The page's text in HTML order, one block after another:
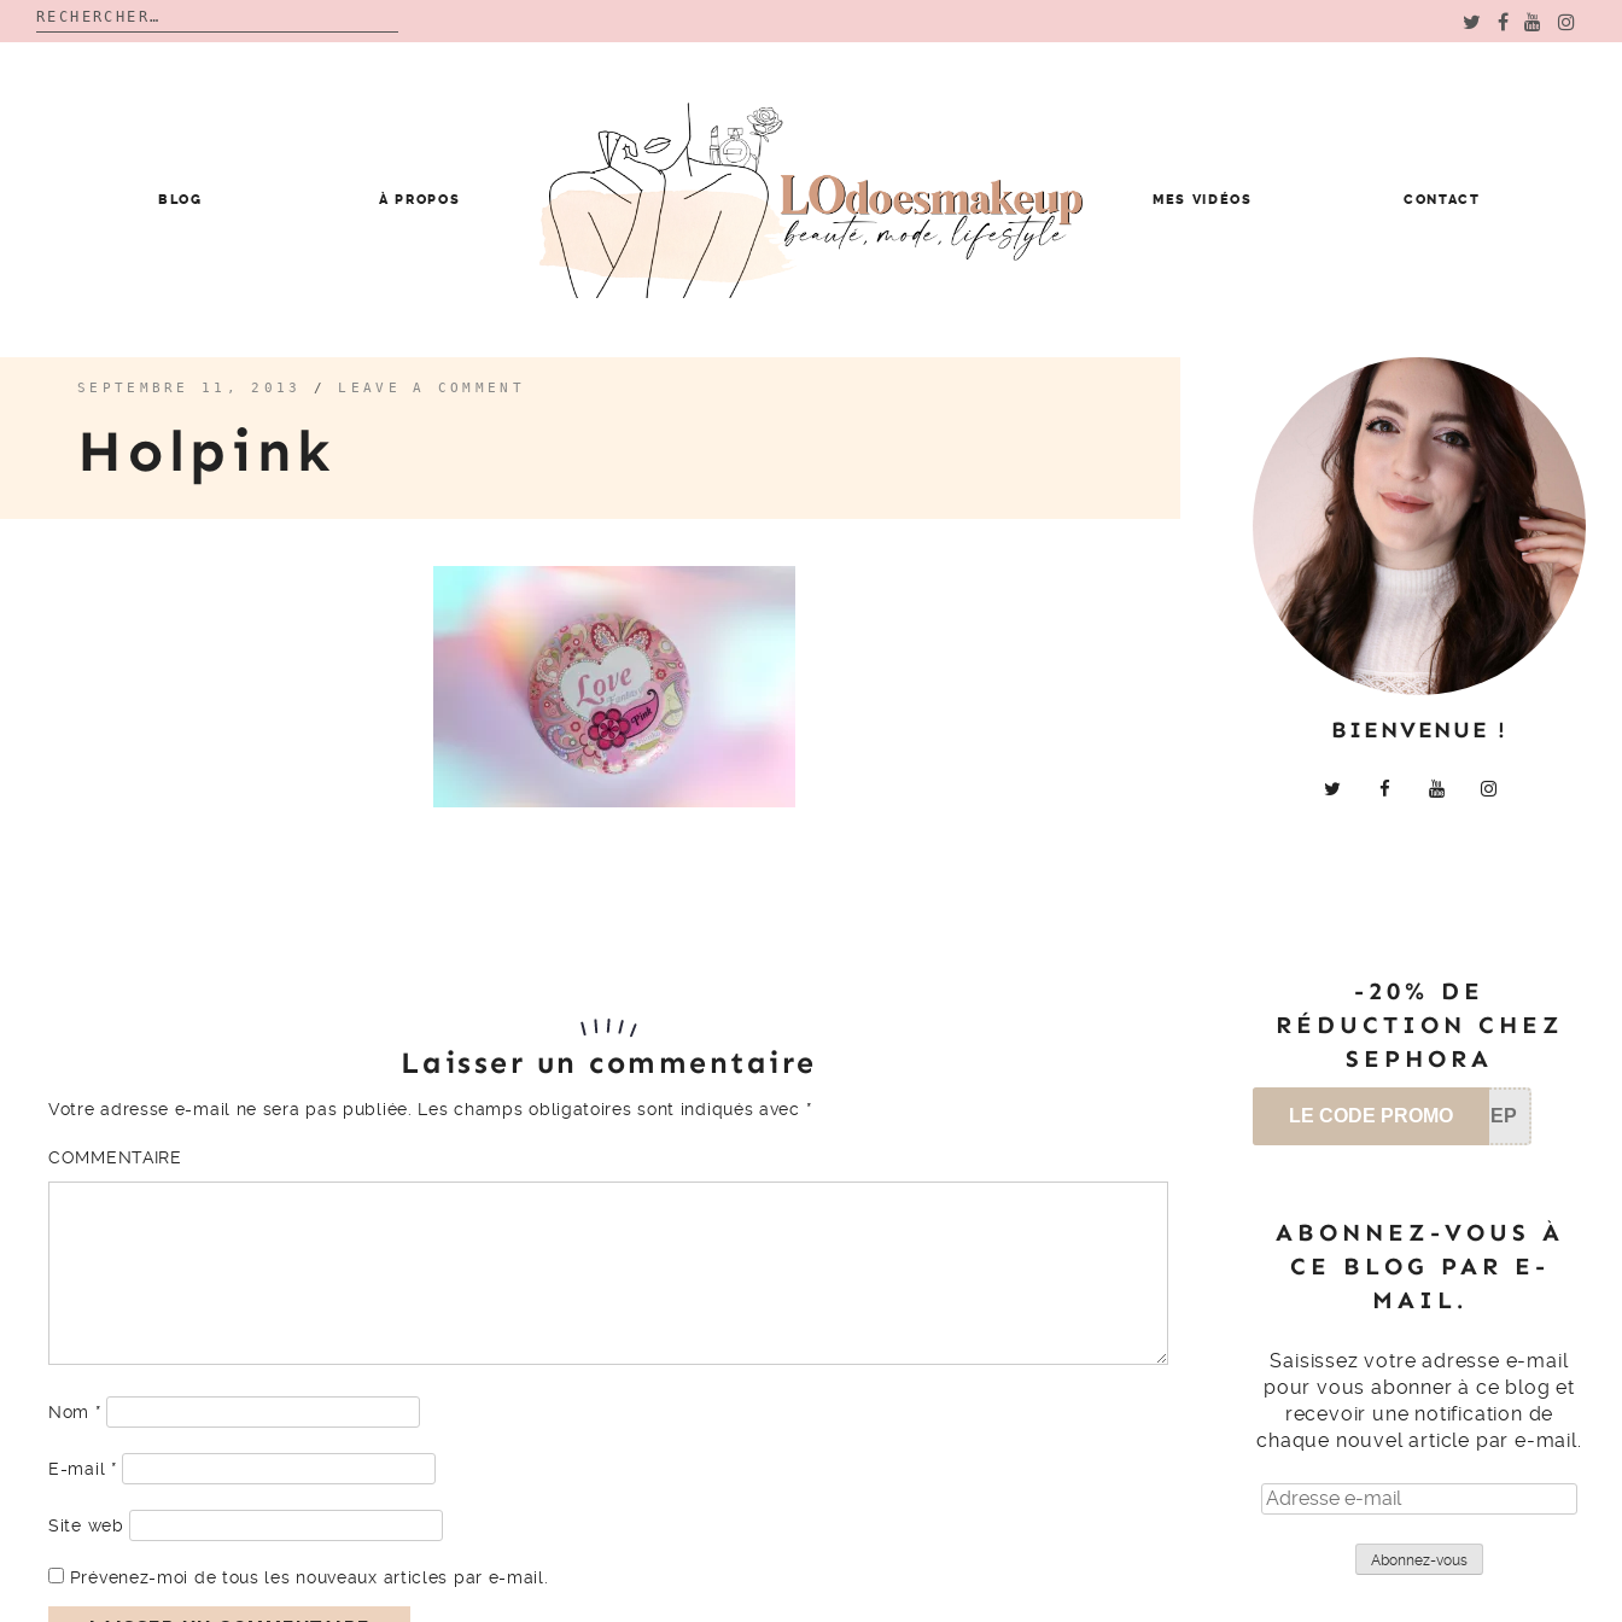
Rechercher :
BLOG À PROPOS MES VIDÉOS CONTACT
SEPTEMBRE 11, 2013 / LEAVE A COMMENT
Holpink
Laisser un commentaire
Votre adresse e-mail ne sera pas publiée. Les champs obligatoires sont indiqués avec *
COMMENTAIRE
Nom *
E-mail *
Site web
Prévenez-moi de tous les nouveaux articles par e-mail.
BIENVENUE !
-20% DE
RÉDUCTION CHEZ
SEPHORA
LE CODE PROMO SEP
ABONNEZ-VOUS À
CE BLOG PAR E-
MAIL.
Saisissez votre adresse e-mail
pour vous abonner à ce blog et
recevoir une notification de
chaque nouvel article par e-mail.
Adresse
e-
Abonnez-vous